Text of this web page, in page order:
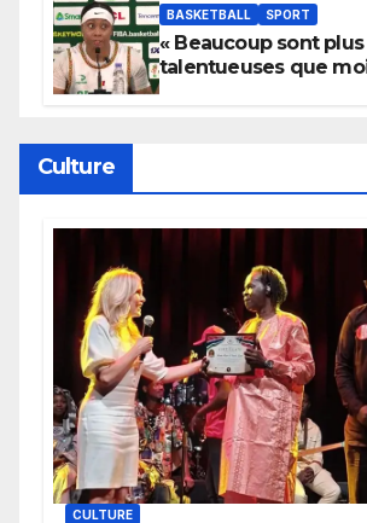
BASKETBALL SPORT
« Beaucoup sont plus
talentueuses que
Culture
CULTURE